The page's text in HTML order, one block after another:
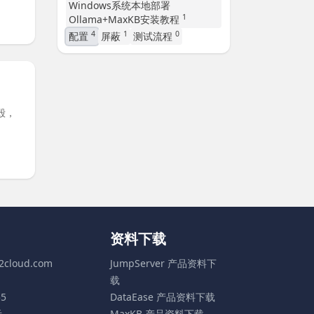
Windows系统本地部署
Ollama+MaxKB安装教程 1
配置 4 屏蔽 1 测试流程 0
资料下载
JumpServer 产品资料下
载
DataEase 产品资料下载